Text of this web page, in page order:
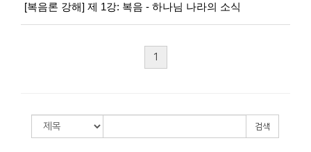
[복음론 강해] 제 1강: 복음 - 하나님 나라의 소식
1
검색